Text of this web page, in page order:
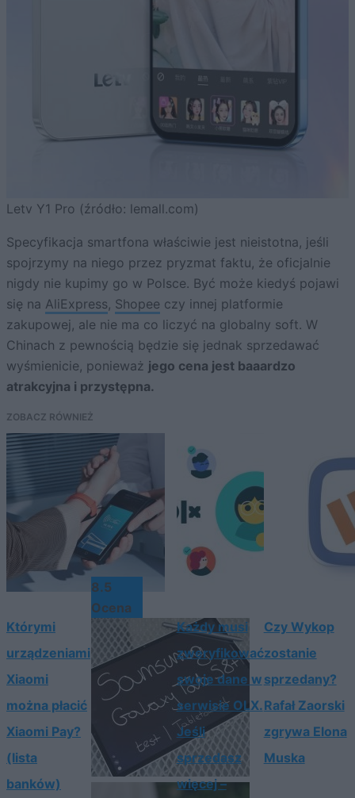
Letv Y1 Pro (źródło: lemall.com)
Specyfikacja smartfona właściwie jest nieistotna, jeśli
spojrzymy na niego przez pryzmat faktu, że oficjalnie
nigdy nie kupimy go w Polsce. Być może kiedyś pojawi
się na AliExpress, Shopee czy innej platformie
zakupowej, ale nie ma co liczyć na globalny soft. W
Chinach z pewnością będzie się jednak sprzedawać
wyśmienicie, ponieważ jego cena jest baaardzo
atrakcyjna i przystępna.
ZOBACZ RÓWNIEŻ
Którymi
urządzeniami
Xiaomi
można płacić
Xiaomi Pay?
(lista
banków)
8.5
Ocena
Każdy musi
zweryfikować
swoje dane w
serwisie OLX.
Jeśli
sprzedasz
więcej –
Czy Wykop
zostanie
sprzedany?
Rafał Zaorski
zgrywa Elona
Muska